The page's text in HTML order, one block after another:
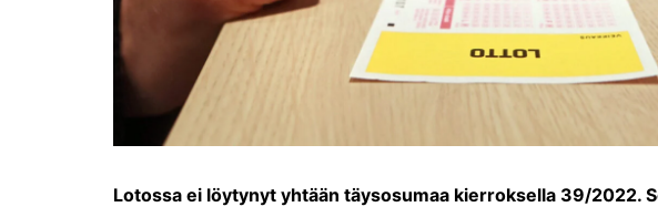
Lotossa ei löytynyt yhtään täysosumaa kierroksella 39/2022.